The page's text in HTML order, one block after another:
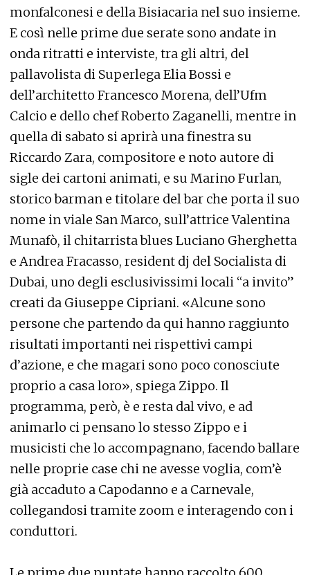
monfalconesi e della Bisiacaria nel suo insieme.
E così nelle prime due serate sono andate in
onda ritratti e interviste, tra gli altri, del
pallavolista di Superlega Elia Bossi e
dell’architetto Francesco Morena, dell’Ufm
Calcio e dello chef Roberto Zaganelli, mentre in
quella di sabato si aprirà una finestra su
Riccardo Zara, compositore e noto autore di
sigle dei cartoni animati, e su Marino Furlan,
storico barman e titolare del bar che porta il suo
nome in viale San Marco, sull’attrice Valentina
Munafò, il chitarrista blues Luciano Gherghetta
e Andrea Fracasso, resident dj del Socialista di
Dubai, uno degli esclusivissimi locali “a invito”
creati da Giuseppe Cipriani. «Alcune sono
persone che partendo da qui hanno raggiunto
risultati importanti nei rispettivi campi
d’azione, e che magari sono poco conosciute
proprio a casa loro», spiega Zippo. Il
programma, però, è e resta dal vivo, e ad
animarlo ci pensano lo stesso Zippo e i
musicisti che lo accompagnano, facendo ballare
nelle proprie case chi ne avesse voglia, com’è
già accaduto a Capodanno e a Carnevale,
collegandosi tramite zoom e interagendo con i
conduttori.